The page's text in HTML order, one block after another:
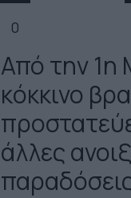
0
Από την 1η
κόκκινο
άλλες